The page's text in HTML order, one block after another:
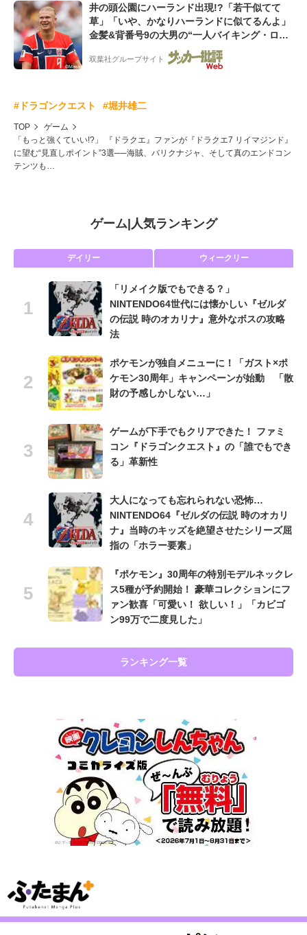
井の頭公園にハーランド出現!?「若干似てて
草」「いや、かなりハーランドに似てるんよ」
金髪&背番号9の大男の“一人バイキング・ロ
ー”映像が話題!「元気をもらった」
双葉社グループサイト
#ドラゴンクエスト #堀井雄二
TOP
ゲーム
「もっと強くていい!?」 『ドラクエ』ファンが『ドラクエ7 リイマジンド』
に望む“見直しポイント”3選──海賊、バリクナジャ、そして真のエンドコン
テンツも…
ゲーム| 人気ランキング
デイリー ウィークリー
「リメイク版でもできる？」
NINTENDO64世代には懐かしい『ゼルダ
の伝説 時のオカリナ』意外なボスの攻略
法
ポケモンが独自メニューに！「ガスト×ポ
ケモン30周年」キャンペーンが始動 「散
財の予感しかしない…」
ゲームが下手でもクリアできた！ ファミ
コン『ドラゴンクエスト』の「誰でもでき
る」革新性
大人になっても忘れられない恐怖…
NINTENDO64『ゼルダの伝説 時のオカリ
ナ』当時のキッズを絶望させたシリーズ屈
指の「ホラー要素」
『ポケモン』30周年の特別モデルネックレ
ス5種が予約開始！ 豪華コレクションにフ
ァン歓喜「可愛い！ 欲しい！」「カビゴ
ン99万で二度見した」
ランキング一覧